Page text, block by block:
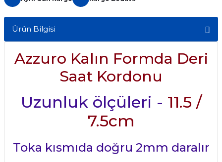
Ürün Bilgisi
Azzuro Kalın Formda Deri
Saat Kordonu
Uzunluk ölçüleri - 11.5 /
7.5cm
Toka kısmıda doğru 2mm daralır